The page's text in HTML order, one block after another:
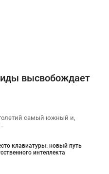
высвобождает
самый южный и,
клавиатуры: новый путь
интеллекта